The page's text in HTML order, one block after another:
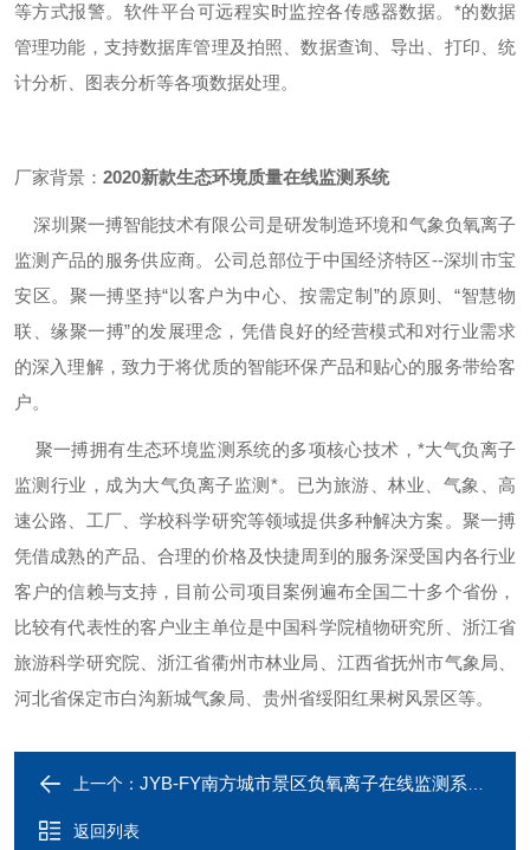
等方式报警。软件平台可远程实时监控各传感器数据。*的数据
管理功能，支持数据库管理及拍照、数据查询、导出、打印、统
计分析、图表分析等各项数据处理。
厂家背景： 2020新款生态环境质量在线监测系统
深圳聚一搏智能技术有限公司是研发制造环境和气象负氧离子
监测产品的服务供应商。公司总部位于中国经济特区--深圳市宝
安区。聚一搏坚持“以客户为中心、按需定制”的原则、“智慧物
联、缘聚一搏”的发展理念，凭借良好的经营模式和对行业需求
的深入理解，致力于将优质的智能环保产品和贴心的服务带给客
户。
聚一搏拥有生态环境监测系统的多项核心技术，*大气负离子
监测行业，成为大气负离子监测*。已为旅游、林业、气象、高
速公路、工厂、学校科学研究等领域提供多种解决方案。聚一搏
凭借成熟的产品、合理的价格及快捷周到的服务深受国内各行业
客户的信赖与支持，目前公司项目案例遍布全国二十多个省份，
比较有代表性的客户业主单位是中国科学院植物研究所、浙江省
旅游科学研究院、浙江省衢州市林业局、江西省抚州市气象局、
河北省保定市白沟新城气象局、贵州省绥阳红果树风景区等。
上一个： JYB-FY南方城市景区负氧离子在线监测系统项目案例
返回列表